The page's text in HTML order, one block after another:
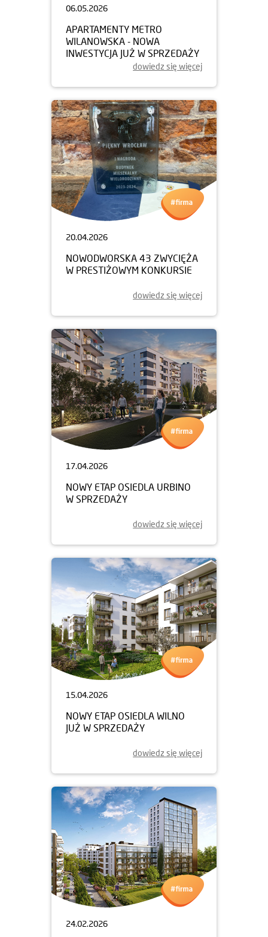
06.05.2026
APARTAMENTY METRO
WILANOWSKA - NOWA
INWESTYCJA JUŻ W SPRZEDAŻY
dowiedz się więcej
20.04.2026
NOWODWORSKA 43 ZWYCIĘŻA
W PRESTIŻOWYM KONKURSIE
dowiedz się więcej
17.04.2026
NOWY ETAP OSIEDLA URBINO
W SPRZEDAŻY
dowiedz się więcej
15.04.2026
NOWY ETAP OSIEDLA WILNO
JUŻ W SPRZEDAŻY
dowiedz się więcej
24.02.2026